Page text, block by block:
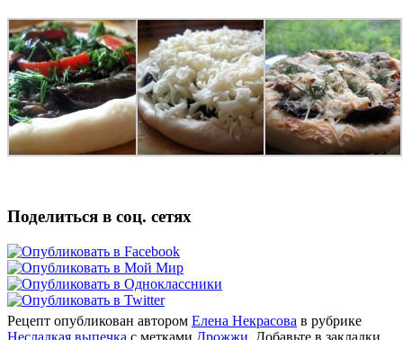
Поделиться в соц. сетях
Рецепт опубликован автором Елена Некрасова в рубрике
Несладкая выпечка с метками Дрожжи . Добавьте в закладки